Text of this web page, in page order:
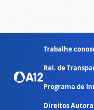
Trabalhe
Rel. de
Programa de
Direitos